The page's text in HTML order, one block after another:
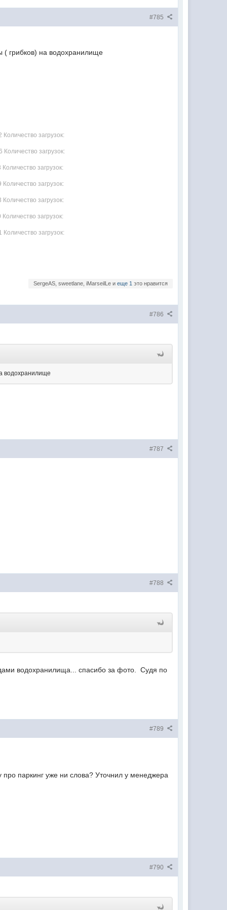
#785
( грибков) на водохранилище
Количество загрузок:
Количество загрузок:
Количество загрузок:
Количество загрузок:
Количество загрузок:
Количество загрузок:
Количество загрузок:
SergeAS, sweetlane, iMarseilLe и еще 1 это нравится
#786
водохранилище
#787
#788
водохранилища... спасибо за фото. Судя по
#789
паркинг уже ни слова? Уточнил у менеджера
#790